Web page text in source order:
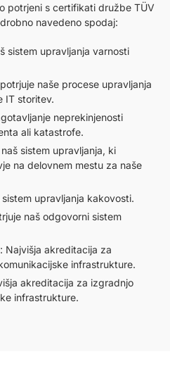
potrjeni s certifikati družbe TÜV
navedeno spodaj:
sistem upravljanja varnosti
naše procese upravljanja
IT storitev.
neprekinjenosti
ali katastrofe.
sistem upravljanja, ki
na delovnem mestu za naše
upravljanja kakovosti.
naš odgovorni sistem
: Najvišja akreditacija za
infrastrukture.
akreditacija za izgradnjo
infrastrukture.